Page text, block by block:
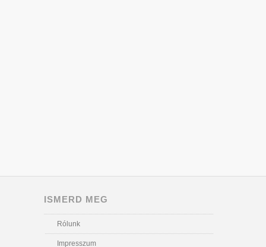
ISMERD MEG
Rólunk
Impresszum